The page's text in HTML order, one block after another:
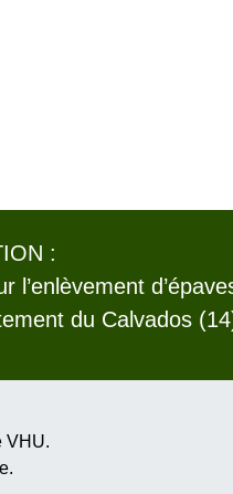
:
l’enlèvement
du Calvados
VHU.
.